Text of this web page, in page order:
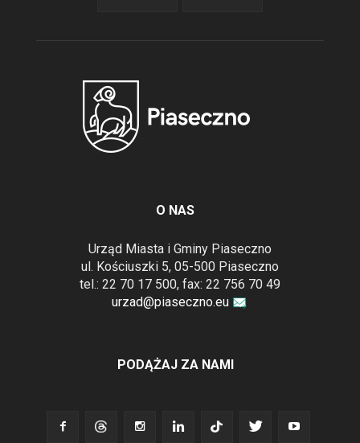
O NAS
Urząd Miasta i Gminy Piaseczno
ul. Kościuszki 5, 05-500 Piaseczno
tel.: 22 70 17 500, fax: 22 756 70 49
urzad@piaseczno.eu
PODĄŻAJ ZA NAMI